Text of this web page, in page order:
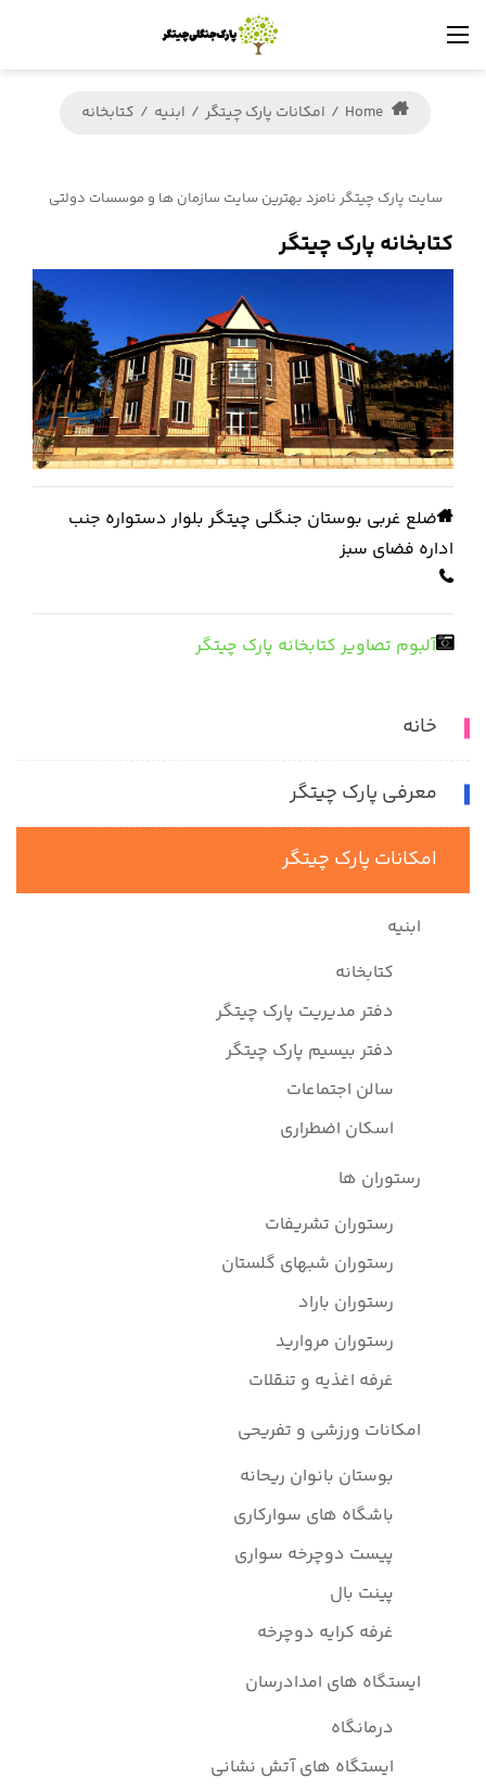
/ امکانات پارک چیتگر / ابنیه / کتابخانه
سایت پارک چیتگر نامزد بهترین سایت سازمان ها و موسسات دولتی
جشنواره وب ایران شد
گردهمایی دوچرخه‌سواران زیست محیطی در پارک جنگلی چیتگر برگزار
شد
کتابخانه پارک چیتگر
ضلع غربی بوستان جنگلی چیتگر بلوار دستواره جنب
اداره فضای سبز
آلبوم تصاویر کتابخانه پارک چیتگر
خانه
معرفی پارک چیتگر
امکانات پارک چیتگر
ابنیه
کتابخانه
دفتر مدیریت پارک چیتگر
دفتر بیسیم پارک چیتگر
سالن اجتماعات
اسکان اضطراری
رستوران ها
رستوران تشریفات
رستوران شبهای گلستان
رستوران باراد
رستوران مروارید
غرفه اغذیه و تنقلات
امکانات ورزشی و تفریحی
بوستان بانوان ریحانه
باشگاه های سوارکاری
پیست دوچرخه سواری
پینت بال
غرفه کرایه دوچرخه
ایستگاه های امدادرسان
درمانگاه
ایستگاه های آتش نشانی